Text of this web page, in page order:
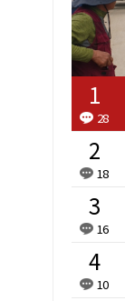
28
18
16
10